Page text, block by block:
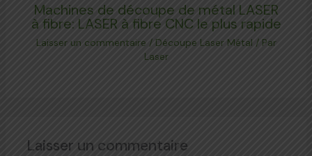
Machines de découpe de métal LASER
à fibre: LASER à fibre CNC le plus rapide
Laisser un commentaire / Découpe Laser Métal / Par
Laser
Laisser un commentaire